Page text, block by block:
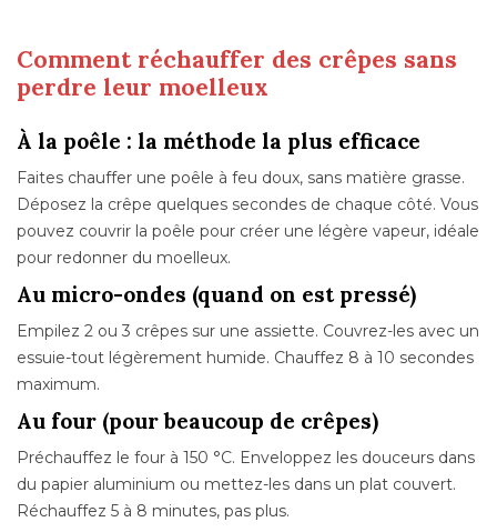
Comment réchauffer des crêpes sans
perdre leur moelleux
À la poêle : la méthode la plus efficace
Faites chauffer une poêle à feu doux, sans matière grasse.
Déposez la crêpe quelques secondes de chaque côté. Vous
pouvez couvrir la poêle pour créer une légère vapeur, idéale
pour redonner du moelleux.
Au micro-ondes (quand on est pressé)
Empilez 2 ou 3 crêpes sur une assiette. Couvrez-les avec un
essuie-tout légèrement humide. Chauffez 8 à 10 secondes
maximum.
Au four (pour beaucoup de crêpes)
Préchauffez le four à 150 °C. Enveloppez les douceurs dans
du papier aluminium ou mettez-les dans un plat couvert.
Réchauffez 5 à 8 minutes, pas plus.